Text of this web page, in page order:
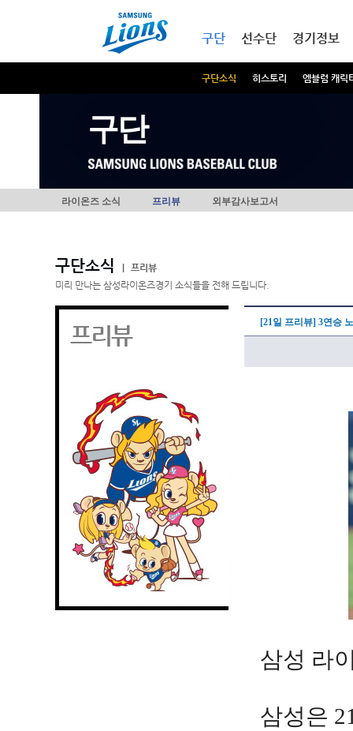
구단
구단소식 히스토리 엠블럼 캐릭
선수단 경기정보
구단
라이온즈 소식 프리뷰 외부감사보고서
구단소식
프리뷰
미리 만나는 삼성라이온즈경기 소식들을 전해 드립니다.
프리뷰 [21일 프리뷰] 3연승
삼성 라
삼성은